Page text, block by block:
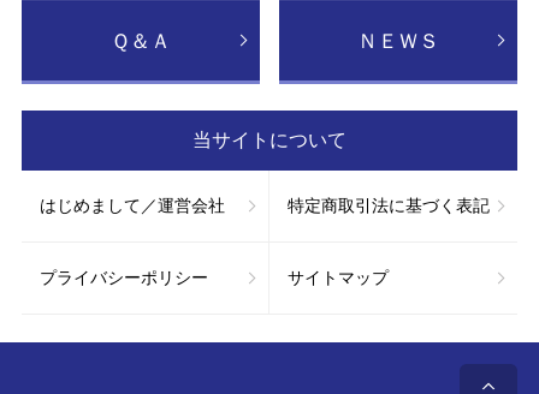
Ｑ＆Ａ ＮＥＷＳ
当サイトについて
はじめまして／運営会社 特定商取引法に基づく表記
プライバシーポリシー サイトマップ